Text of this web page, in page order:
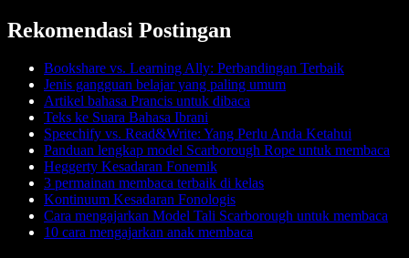
Rekomendasi Postingan
Bookshare vs. Learning Ally: Perbandingan Terbaik
Jenis gangguan belajar yang paling umum
Artikel bahasa Prancis untuk dibaca
Teks ke Suara Bahasa Ibrani
Speechify vs. Read&Write: Yang Perlu Anda Ketahui
Panduan lengkap model Scarborough Rope untuk membaca
Heggerty Kesadaran Fonemik
3 permainan membaca terbaik di kelas
Kontinuum Kesadaran Fonologis
Cara mengajarkan Model Tali Scarborough untuk membaca
10 cara mengajarkan anak membaca